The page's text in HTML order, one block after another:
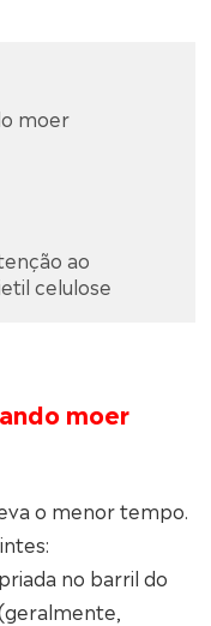
moer
ao
celulose
moer
o menor tempo.
no barril do